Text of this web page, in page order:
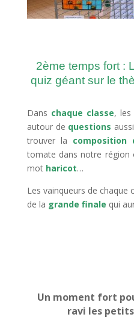
2ème temps fort :
quiz géant sur le
Dans chaque classe, les
autour de questions aussi
trouver la composition
tomate dans notre région
mot haricot…
Les vainqueurs de chaque
de la grande finale qui
Un moment fort
ravi les